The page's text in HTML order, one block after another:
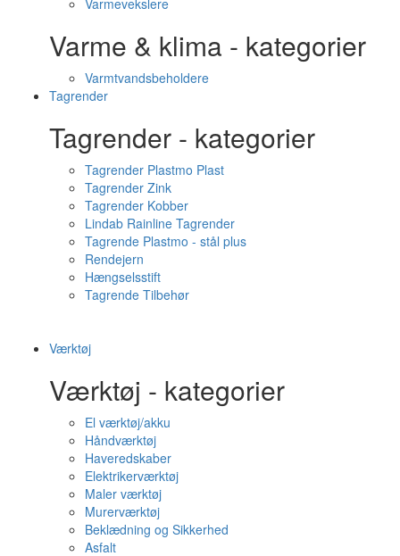
Varmevekslere
Varme & klima - kategorier
Varmtvandsbeholdere
Tagrender
Tagrender - kategorier
Tagrender Plastmo Plast
Tagrender Zink
Tagrender Kobber
Lindab Rainline Tagrender
Tagrende Plastmo - stål plus
Rendejern
Hængselsstift
Tagrende Tilbehør
Værktøj
Værktøj - kategorier
El værktøj/akku
Håndværktøj
Haveredskaber
Elektrikerværktøj
Maler værktøj
Murerværktøj
Beklædning og Sikkerhed
Asfalt